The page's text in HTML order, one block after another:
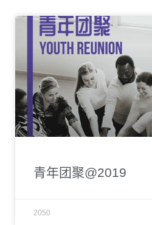
青年团聚@2019
2050